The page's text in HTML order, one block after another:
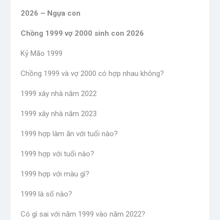
2026 – Ngựa con
Chồng 1999 vợ 2000 sinh con 2026
Kỷ Mão 1999
Chồng 1999 và vợ 2000 có hợp nhau không?
1999 xây nhà năm 2022
1999 xây nhà năm 2023
1999 hợp làm ăn với tuổi nào?
1999 hợp với tuổi nào?
1999 hợp với màu gì?
1999 là số nào?
Có gì sai với năm 1999 vào năm 2022?